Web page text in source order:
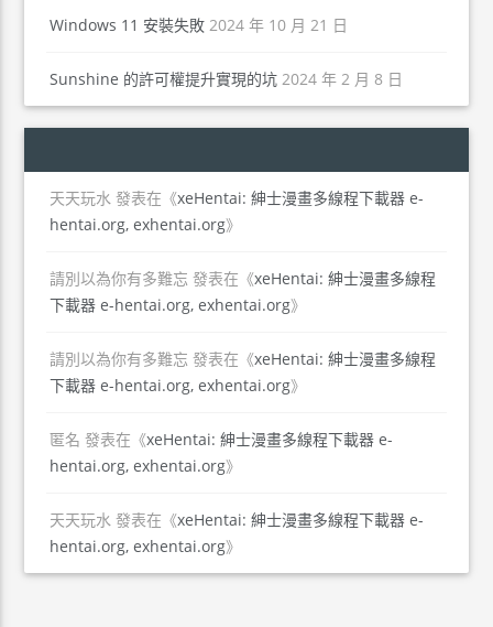
Windows 11 安裝失敗 2024 年 10 月 21 日
Sunshine 的許可權提升實現的坑 2024 年 2 月 8 日
天天玩水 發表在《xeHentai: 紳士漫畫多線程下載器 e-
hentai.org, exhentai.org》
請別以為你有多難忘 發表在《xeHentai: 紳士漫畫多線程
下載器 e-hentai.org, exhentai.org》
請別以為你有多難忘 發表在《xeHentai: 紳士漫畫多線程
下載器 e-hentai.org, exhentai.org》
匿名 發表在《xeHentai: 紳士漫畫多線程下載器 e-
hentai.org, exhentai.org》
天天玩水 發表在《xeHentai: 紳士漫畫多線程下載器 e-
hentai.org, exhentai.org》